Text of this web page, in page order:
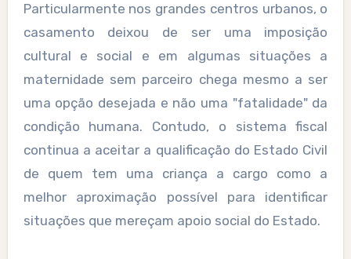
Particularmente nos grandes centros urbanos, o
casamento deixou de ser uma imposição
cultural e social e em algumas situações a
maternidade sem parceiro chega mesmo a ser
uma opção desejada e não uma "fatalidade" da
condição humana. Contudo, o sistema fiscal
continua a aceitar a qualificação do Estado Civil
de quem tem uma criança a cargo como a
melhor aproximação possível para identificar
situações que mereçam apoio social do Estado.